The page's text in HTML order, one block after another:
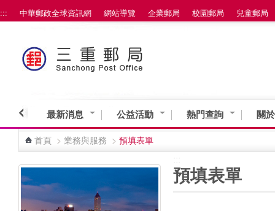
跳到主要內容區塊
::: 中華郵政全球資訊網 網站導覽 企業郵局 校園郵局 兒童郵局
最新消息 公益活動 熱門查詢 關
首頁 > 業務與服務 > 預填表單
預填表單